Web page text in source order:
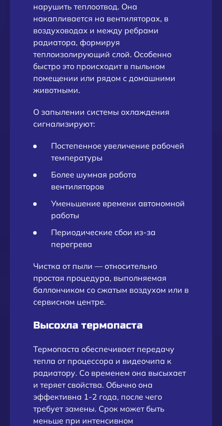
нарушить теплоотвод. Она
накапливается на вентиляторах, в
воздуховодах и между ребрами
радиатора, формируя
теплоизолирующий слой. Особенно
быстро это происходит в пыльном
помещении или рядом с домашними
животными.
О запылении системы охлаждения
сигнализируют:
Постепенное увеличение рабочей
температуры
Более шумная работа
вентиляторов
Уменьшение времени автономной
работы
Периодические сбои из-за
перегрева
Чистка от пыли — относительно
простая процедура, выполняемая
баллончиком со сжатым воздухом или в
сервисном центре.
Высохла термопаста
Термопаста обеспечивает передачу
тепла от процессора и видеочипа к
радиатору. Со временем она высыхает
и теряет свойства. Обычно она
эффективна 1-2 года, после чего
требует замены. Срок может быть
меньше при интенсивном